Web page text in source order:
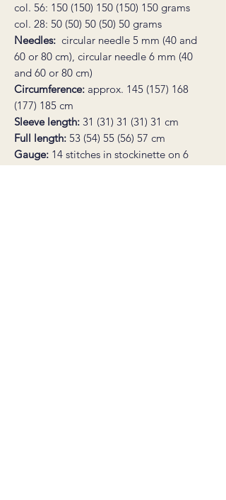
col. 56: 150 (150) 150 (150) 150 grams
col. 28: 50 (50) 50 (50) 50 grams
Needles: circular needle 5 mm (40 and
60 or 80 cm), circular needle 6 mm (40
and 60 or 80 cm)
Circumference: approx. 145 (157) 168
(177) 185 cm
Sleeve length: 31 (31) 31 (31) 31 cm
Full length: 53 (54) 55 (56) 57 cm
Gauge: 14 stitches in stockinette on 6